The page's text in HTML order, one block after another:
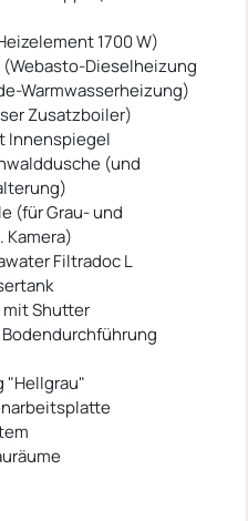
1700 W)
Dieselheizung
Warmwasserheizung)
Zusatzboiler)
Innenspiegel
(und
(für Grau- und
Kamera)
Filtradoc L
mit Shutter
"Hellgrau"